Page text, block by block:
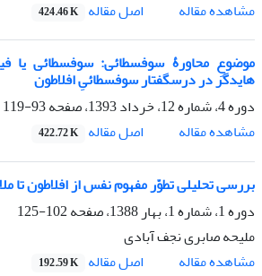
مشاهده مقاله
اصل مقاله 424.46 K
موضوعِ محاورۀ سوفسطائی: سوفسطائی یا
هایدگر در درسگفتار سوفسطائیِ افلاطون
دوره 4، شماره 12، خرداد 1393، صفحه
93-119
مشاهده مقاله
اصل مقاله 422.72 K
بررسی تحلیلی تطوّر مفهوم نفس از افلاطون تا
دوره 1، شماره 1، بهار 1388، صفحه
102-125
ملیحه صابری نجف آبادی
مشاهده مقاله
اصل مقاله 192.59 K